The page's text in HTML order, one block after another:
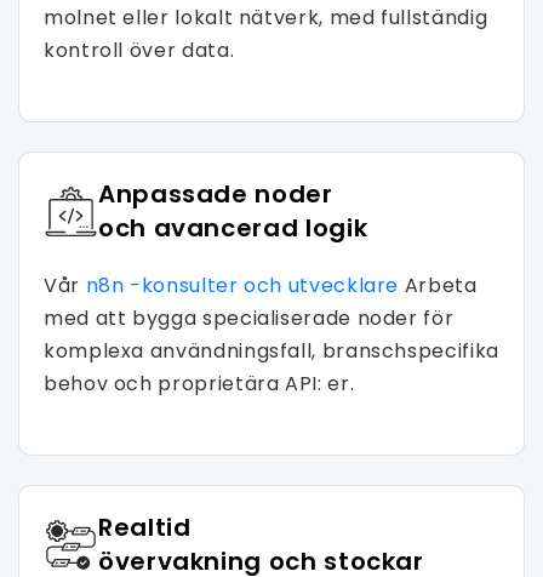
molnet eller lokalt nätverk, med fullständig
kontroll över data.
Anpassade noder
och avancerad logik
Vår n8n -konsulter och utvecklare Arbeta
med att bygga specialiserade noder för
komplexa användningsfall, branschspecifika
behov och proprietära API: er.
Realtid
övervakning och stockar